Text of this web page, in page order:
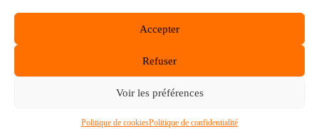
Accepter
Refuser
Voir les préférences
Politique de cookiesPolitique de confidentialité
via notre formulaire de contact
96 avenue Kleber 75116 Paris
amicalementgeorge.com- GraphismeMathilde Soussi